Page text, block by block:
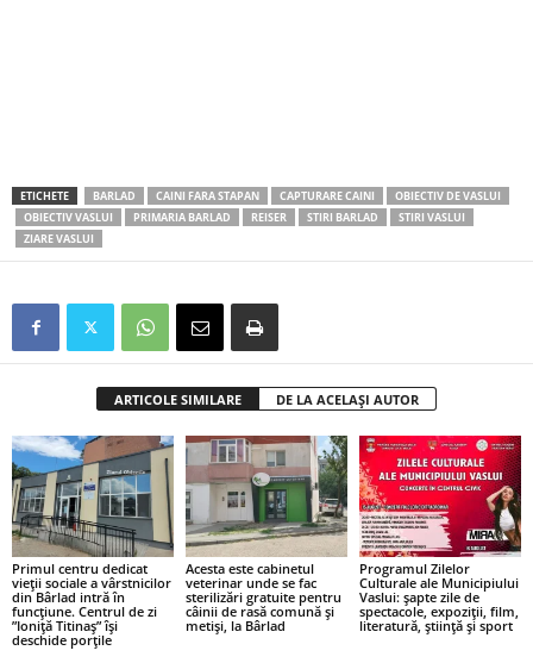
ETICHETE BARLAD CAINI FARA STAPAN CAPTURARE CAINI
OBIECTIV DE VASLUI
OBIECTIV VASLUI
PRIMARIA BARLAD REISER STIRI BARLAD
STIRI VASLUI
ZIARE VASLUI
ARTICOLE SIMILARE DE LA ACELAȘI AUTOR
Primul centru dedicat
vieții sociale a vârstnicilor
din Bârlad intră în
funcțiune. Centrul de zi
”Ioniță Titinaș” își
deschide porțile
Acesta este cabinetul
veterinar unde se fac
sterilizări gratuite pentru
câinii de rasă comună și
metiși, la Bârlad
Programul Zilelor
Culturale ale Municipiului
Vaslui: șapte zile de
spectacole, expoziții, film,
literatură, știință și sport